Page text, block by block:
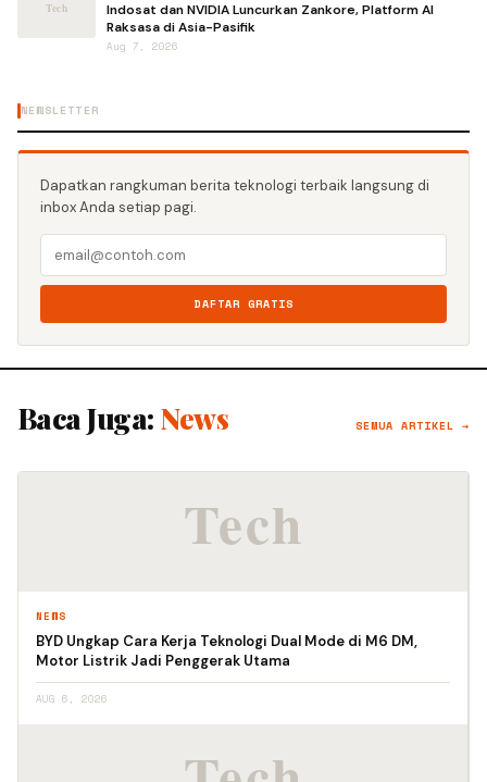
Indosat dan NVIDIA Luncurkan Zankore, Platform AI
Raksasa di Asia-Pasifik
Aug 7, 2026
NEWSLETTER
Dapatkan rangkuman berita teknologi terbaik langsung di
inbox Anda setiap pagi.
DAFTAR GRATIS
Baca Juga: News SEMUA ARTIKEL →
NEWS
BYD Ungkap Cara Kerja Teknologi Dual Mode di M6 DM,
Motor Listrik Jadi Penggerak Utama
AUG 6, 2026